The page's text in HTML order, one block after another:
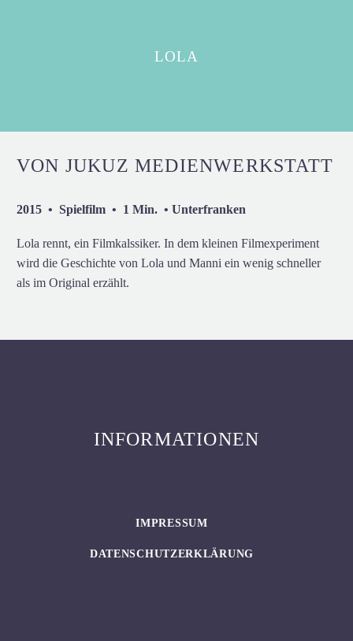
LOLA
VON JUKUZ MEDIENWERKSTATT
2015 • Spielfilm • 1 Min. • Unterfranken
Lola rennt, ein Filmkalssiker. In dem kleinen Filmexperiment
wird die Geschichte von Lola und Manni ein wenig schneller
als im Original erzählt.
INFORMATIONEN
IMPRESSUM
DATENSCHUTZERKLÄRUNG